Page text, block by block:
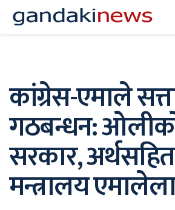
कांग्रेस-एमाले
गठबन्धन:
सरकार,
मन्त्रालय